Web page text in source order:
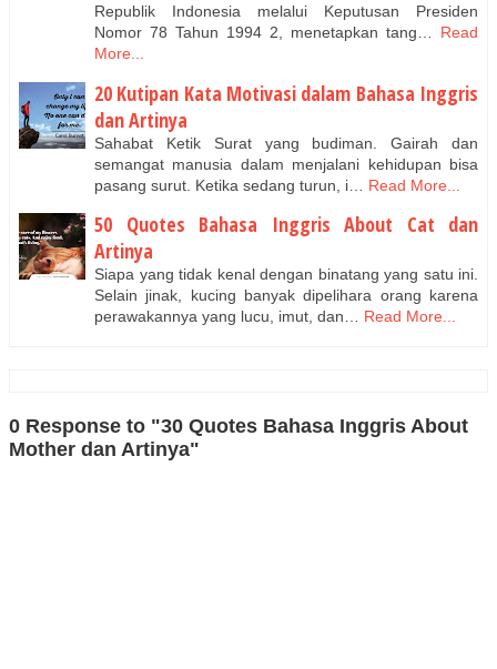
Republik Indonesia melalui Keputusan Presiden
Nomor 78 Tahun 1994 2, menetapkan tang…
Read
More...
20 Kutipan Kata Motivasi dalam Bahasa Inggris
dan Artinya
Sahabat Ketik Surat yang budiman. Gairah dan
semangat manusia dalam menjalani kehidupan bisa
pasang surut. Ketika sedang turun, i…
Read More...
50 Quotes Bahasa Inggris About Cat dan
Artinya
Siapa yang tidak kenal dengan binatang yang satu ini.
Selain jinak, kucing banyak dipelihara orang karena
perawakannya yang lucu, imut, dan…
Read More...
0 Response to "30 Quotes Bahasa Inggris About
Mother dan Artinya"